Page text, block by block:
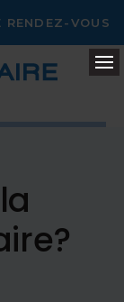
RENDEZ-VOUS